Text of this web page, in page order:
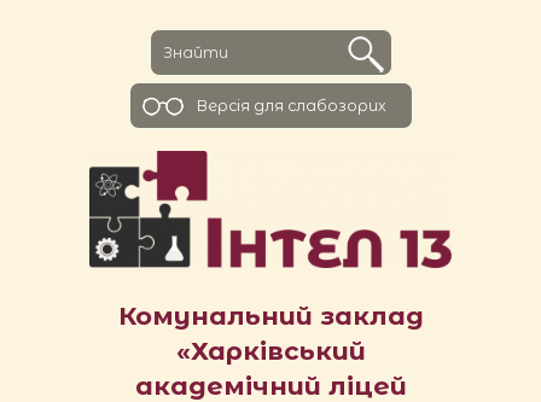
Комунальний заклад
«Харківський
академічний ліцей
Версiя для слабозорих